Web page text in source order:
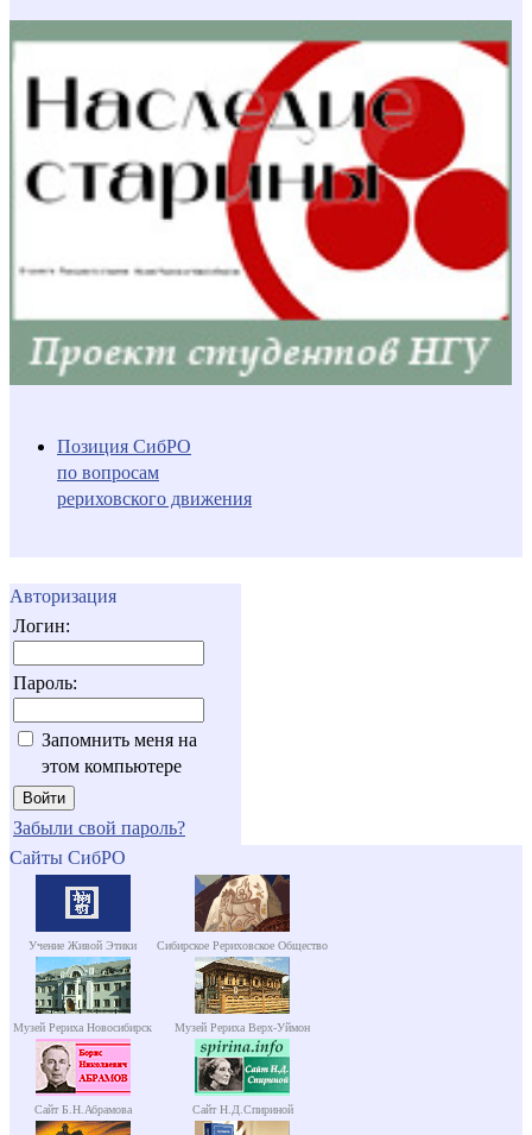
Позиция СибРО
по вопросам
рериховского движения
Авторизация
Логин:
Пароль:
Запомнить меня на
этом компьютере
Забыли свой пароль?
Сайты СибРО
Учение Живой Этики Сибирское Рериховское Общество
Музей Рериха Новосибирск Музей Рериха Верх-Уймон
Сайт Б.Н.Абрамова Сайт Н.Д.Спириной